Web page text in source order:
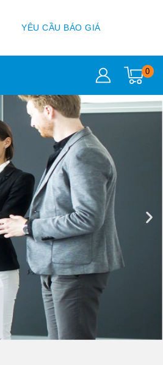
YÊU CẦU BÁO GIÁ
0